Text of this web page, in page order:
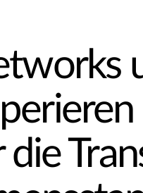
die